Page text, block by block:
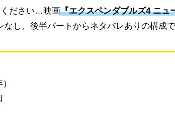
ください…映画『エクスペンダブルズ4 ニュ
し、後半パートからネタバレありの構成で